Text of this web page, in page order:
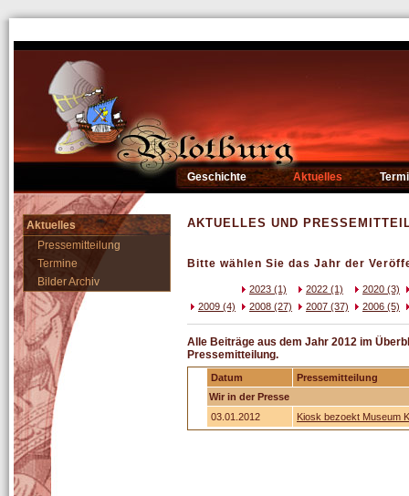
Geschichte Aktuelles
Aktuelles
Pressemitteilung
Termine
Bilder Archiv
AKTUELLES UND
Bitte wählen Sie das Jahr der
2023 (1) 2022 (1)
2020 (3)
2009 (4)
2008 (27) 2007 (37) 2006 (5)
Alle Beiträge aus dem Jahr 2012 im
Pressemitteilung.
Datum
Pressemitteilung
Wir in der Presse
03.01.2012
Kiosk bezoekt Museum